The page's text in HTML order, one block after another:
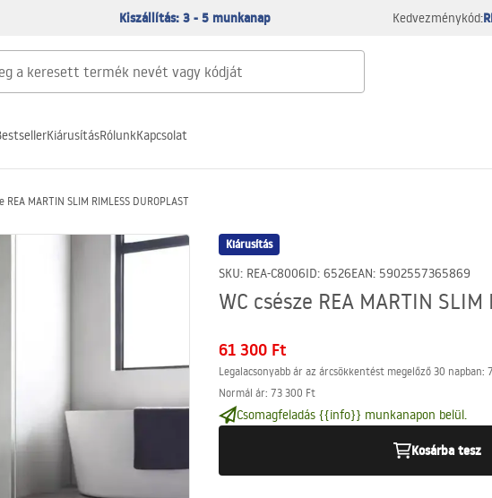
Kiszállítás: 3 - 5 munkanap Kedvezménykód:
KiárusításRólunkKapcsolat
REA MARTIN SLIM RIMLESS DUROPLAST
Kiárusítás
SKU: REA-C8006ID: 6526EAN: 5902557365869
WC csésze REA MARTIN SLIM
61 300 Ft
Legalacsonyabb ár az árcsökkentést megelőző 30 napban:
Normál ár: 73 300 Ft
Csomagfeladás {{info}} munkanapon belül.
Kosárba tesz